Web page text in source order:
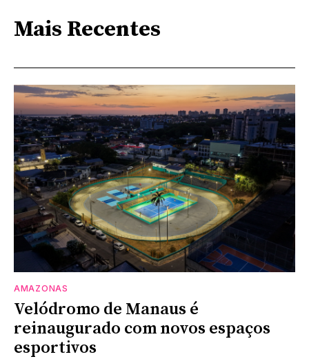
Mais Recentes
AMAZONAS
Velódromo de Manaus é
reinaugurado com novos espaços
esportivos